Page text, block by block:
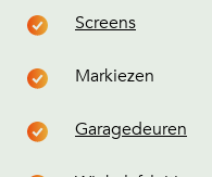
Screens
Markiezen
Garagedeuren